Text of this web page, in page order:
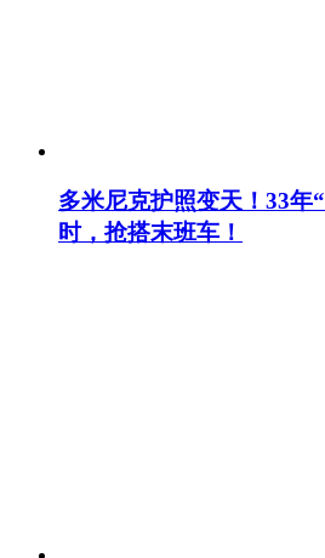
多米尼克护照变天！33年
时，抢搭末班车！